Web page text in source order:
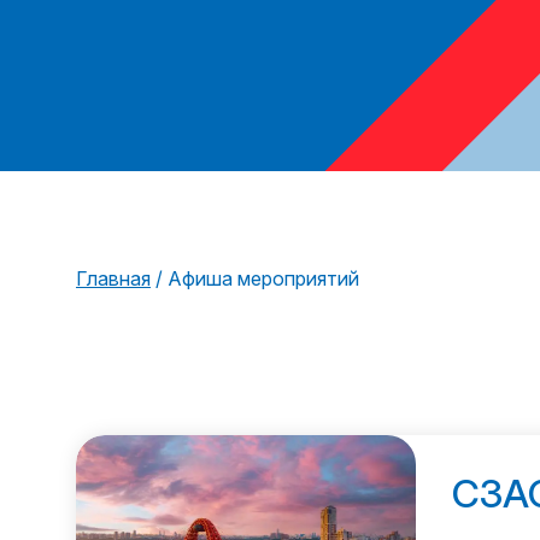
Главная / Афиша мероприятий